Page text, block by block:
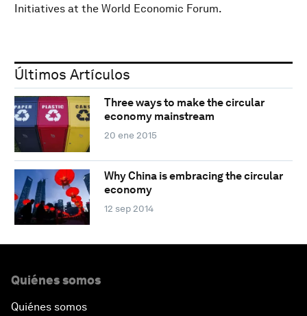
Initiatives at the World Economic Forum.
Últimos Artículos
Three ways to make the circular
economy mainstream
20 ene 2015
Why China is embracing the circular
economy
12 sep 2014
Quiénes somos
Quiénes somos